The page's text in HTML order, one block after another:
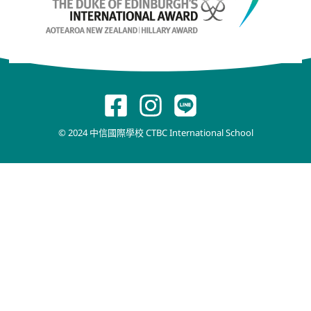
© 2024 中信國際學校 CTBC International School